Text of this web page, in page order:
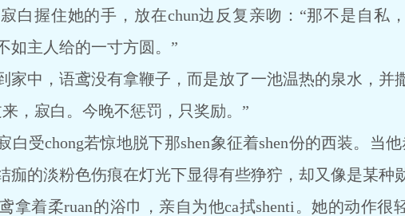
握住她的手，放在chun边反复亲吻：“那不是自私
如主人给的一寸方圆。”
中，语鸢没有拿鞭子，而是放了一池温热的泉水，并撒
寂白。今晚不惩罚，只奖励。”
受chong若惊地脱下那shen象征着shen份的西装。当他
痂的淡粉色伤痕在灯光下显得有些狰狞，却又像是某种
着柔ruan的浴巾，亲自为他ca拭shenti。她的动作很